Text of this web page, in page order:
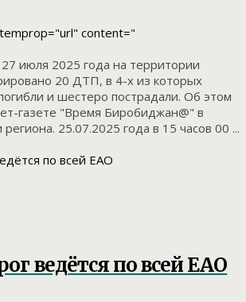
content="
июля 2025 года на территории
20 ДТП, в 4-х из которых
и шестеро пострадали. Об этом
газете "Время Биробиджан@" в
региона. 25.07.2025 года в 15 часов 00 ...
ведётся по всей ЕАО